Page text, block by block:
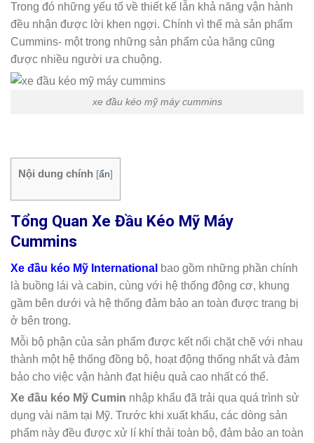
Trong đó những yếu tố về thiết kế lẫn khả năng vận hành
đều nhận được lời khen ngợi. Chính vì thế mà sản phẩm
Cummins- một trong những sản phẩm của hãng cũng
được nhiều người ưa chuộng.
xe đầu kéo mỹ máy cummins
Nội dung chính [ẩn]
Tổng Quan Xe Đầu Kéo Mỹ Máy
Cummins
Xe đầu kéo Mỹ International bao gồm những phần chính
là buồng lái và cabin, cùng với hệ thống động cơ, khung
gầm bên dưới và hệ thống đảm bảo an toàn được trang bị
ở bên trong.
Mỗi bộ phận của sản phẩm được kết nối chặt chẽ với nhau
thành một hệ thống đồng bộ, hoạt động thống nhất và đảm
bảo cho việc vận hành đạt hiệu quả cao nhất có thể.
Xe đầu kéo Mỹ Cumin nhập khẩu đã trải qua quá trình sử
dụng vài năm tại Mỹ. Trước khi xuất khẩu, các dòng sản
phẩm này đều được xử lí khí thải toàn bộ, đảm bảo an toàn